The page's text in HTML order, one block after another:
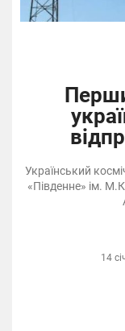
Український
«Південне» ім.
14